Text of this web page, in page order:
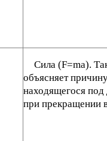
Сила (F=ma).
объясняет
находящегося
при прекращении